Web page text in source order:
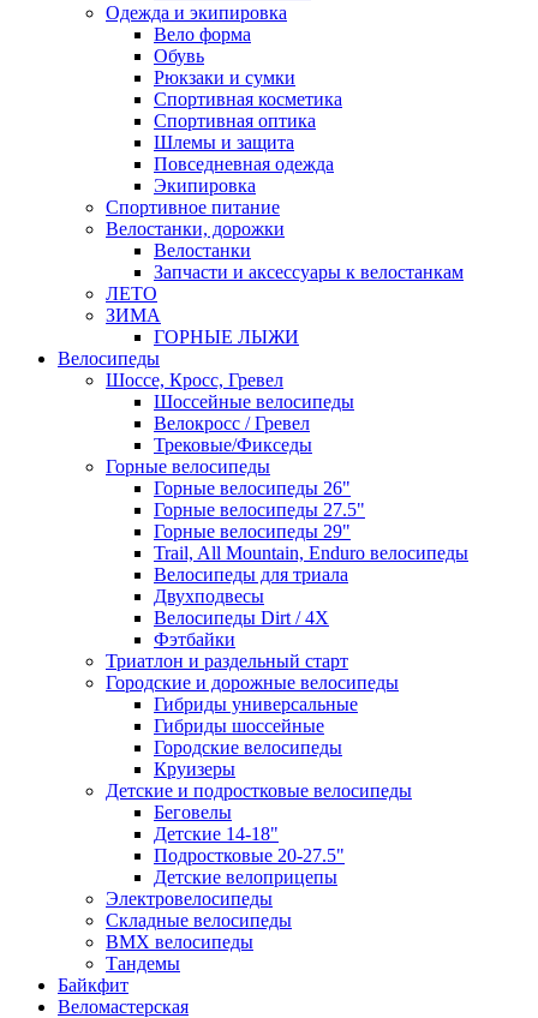
Одежда и экипировка
Вело форма
Обувь
Рюкзаки и сумки
Спортивная косметика
Спортивная оптика
Шлемы и защита
Повседневная одежда
Экипировка
Спортивное питание
Велостанки, дорожки
Велостанки
Запчасти и аксессуары к велостанкам
ЛЕТО
ЗИМА
ГОРНЫЕ ЛЫЖИ
Велосипеды
Шоссе, Кросс, Гревел
Шоссейные велосипеды
Велокросс / Гревел
Трековые/Фикседы
Горные велосипеды
Горные велосипеды 26"
Горные велосипеды 27.5"
Горные велосипеды 29"
Trail, All Mountain, Enduro велосипеды
Велосипеды для триала
Двухподвесы
Велосипеды Dirt / 4X
Фэтбайки
Триатлон и раздельный старт
Городские и дорожные велосипеды
Гибриды универсальные
Гибриды шоссейные
Городские велосипеды
Круизеры
Детские и подростковые велосипеды
Беговелы
Детские 14-18"
Подростковые 20-27.5"
Детские велоприцепы
Электровелосипеды
Складные велосипеды
BMX велосипеды
Тандемы
Байкфит
Веломастерская